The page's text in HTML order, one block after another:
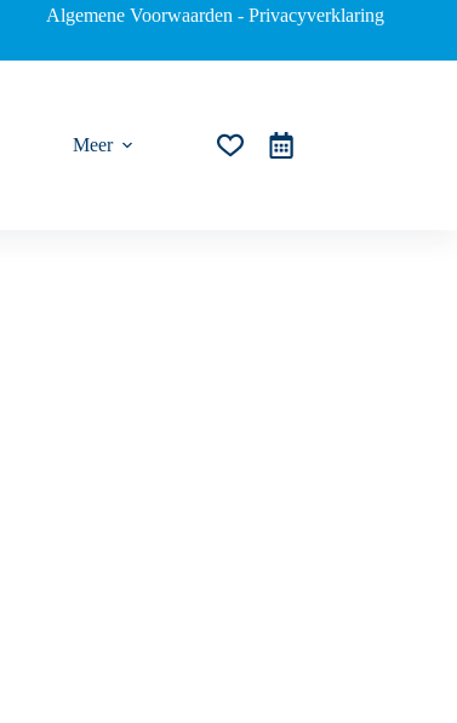
Algemene Voorwaarden - Privacyverklaring
Meer Winkelwagen